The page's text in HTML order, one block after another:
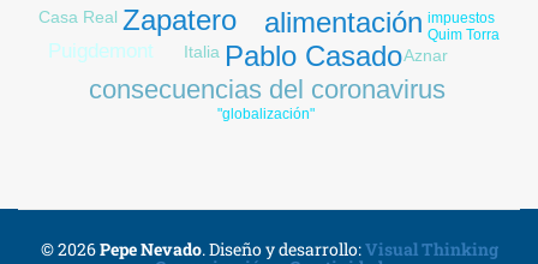
Zapatero alimentación
Pablo Casado
consecuencias del coronavirus
Puigdemont
Casa Real
Aznar
Italia
"globalización"
impuestos
Quim Torra
© 2026Pepe Nevado.Diseño y desarrollo:Visual Thinking